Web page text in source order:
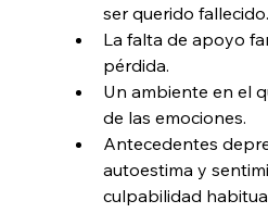
ser querido fallecido.
La falta de apoyo
pérdida.
Un ambiente en el
de las emociones.
Antecedentes
autoestima y
culpabilidad